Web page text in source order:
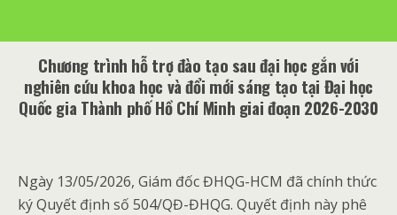
Chương trình hỗ trợ đào tạo sau đại học gắn với
nghiên cứu khoa học và đổi mới sáng tạo tại Đại học
Quốc gia Thành phố Hồ Chí Minh giai đoạn 2026-2030
Ngày 13/05/2026, Giám đốc ĐHQG-HCM đã chính thức
ký Quyết định số 504/QĐ-ĐHQG. Quyết định này phê